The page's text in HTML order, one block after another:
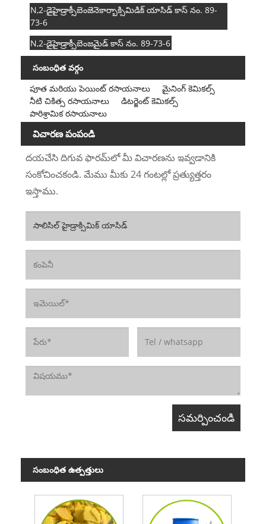
N,2-డైహైడ్రాక్సీబెంజెనెకార్బాక్సిమిడిక్ యాసిడ్ కాస్ నం. 89-
73-6
N,2-డైహైడ్రాక్సీబెంజమైడ్ కాస్ నం. 89-73-6
సంబంధిత వర్గం
పూత మరియు పెయింట్ రసాయనాలు
మైనింగ్ కెమికల్స్
నీటి చికిత్స రసాయనాలు
డిటర్జెంట్ కెమికల్స్
పారిశ్రామిక రసాయనాలు
విచారణ పంపండి
దయచేసి దిగువ ఫారమ్‌లో మీ విచారణను ఇవ్వడానికి
సంకోచించకండి. మేము మీకు 24 గంటల్లో ప్రత్యుత్తరం
ఇస్తాము.
సంబంధిత ఉత్పత్తులు